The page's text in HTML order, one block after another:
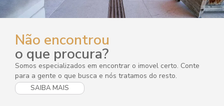
Não encontrou
o que procura?
Somos especializados em encontrar o imovel certo. Conte
para a gente o que busca e nós tratamos do resto.
SAIBA MAIS